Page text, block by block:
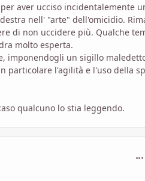
aver ucciso incidentalemente
nell' "arte" dell'omicidio.
di non uccidere più. Qualche
molto esperta.
imponendogli un sigillo
particolare l'agilità e l'uso della
qualcuno lo stia leggendo.